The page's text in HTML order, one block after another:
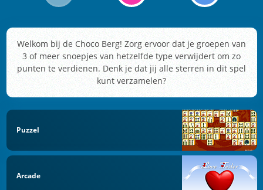
Welkom bij de Choco Berg! Zorg ervoor dat je groepen van
3 of meer snoepjes van hetzelfde type verwijdert om zo
punten te verdienen. Denk je dat jij alle sterren in dit spel
kunt verzamelen?
Puzzel
Arcade